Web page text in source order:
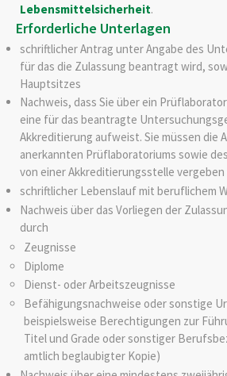
Lebensmittelsicherheit.
Erforderliche Unterlagen
schriftlicher Antrag unter Angabe des
für das die Zulassung beantragt wird,
Hauptsitzes
Nachweis, dass Sie über ein
eine für das beantragte
Akkreditierung aufweist. Sie müssen die
anerkannten Prüflaboratoriums sowie
von einer Akkreditierungsstelle
schriftlicher Lebenslauf mit beruflichem
Nachweis über das Vorliegen der
durch
Zeugnisse
Diplome
Dienst- oder Arbeitszeugnisse
Befähigungsnachweise oder sonstige
beispielsweise Berechtigungen zur
Titel und Grade oder sonstiger
amtlich beglaubigter Kopie)